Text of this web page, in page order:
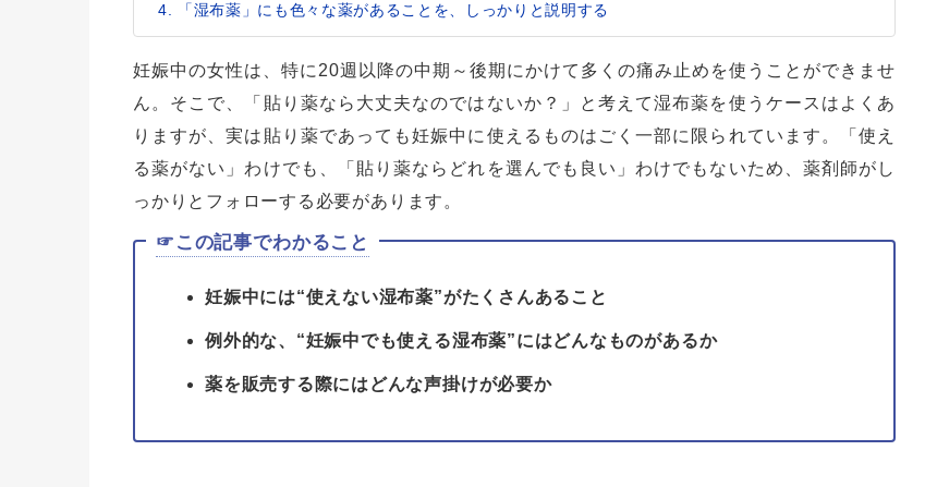
「湿布薬」にも色々な薬があることを、しっかりと説明する
妊娠中の女性は、特に20週以降の中期～後期にかけて多くの痛み止めを使うことができませ
ん。そこで、「貼り薬なら大丈夫なのではないか？」と考えて湿布薬を使うケースはよくあ
りますが、実は貼り薬であっても妊娠中に使えるものはごく一部に限られています。「使え
る薬がない」わけでも、「貼り薬ならどれを選んでも良い」わけでもないため、薬剤師がし
っかりとフォローする必要があります。
☞この記事でわかること
妊娠中には“使えない湿布薬”がたくさんあること
例外的な、“妊娠中でも使える湿布薬”にはどんなものがあるか
薬を販売する際にはどんな声掛けが必要か